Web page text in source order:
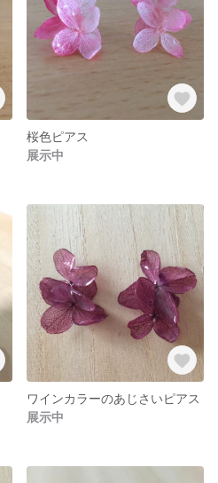
桜色ピアス
展示中
ワインカラーのあじさいピアス
展示中